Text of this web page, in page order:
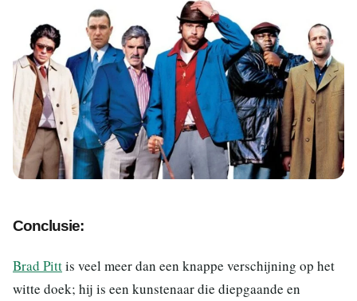
Conclusie:
Brad Pittis veel meer dan een knappe verschijning op het
witte doek; hij is een kunstenaar die diepgaande en